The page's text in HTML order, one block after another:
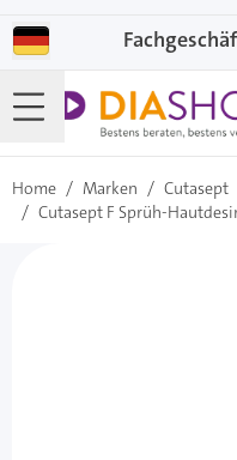
Home / Marken / Cutasept
/ Cutasept F Sprüh-